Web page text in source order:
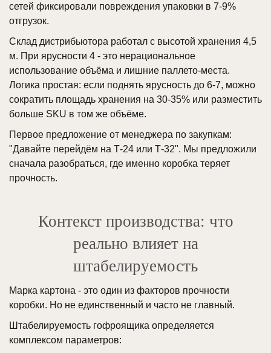
сетей фиксировали повреждения упаковки в 7-9%
отгрузок.
Склад дистрибьютора работал с высотой хранения 4,5
м. При ярусности 4 - это нерациональное
использование объёма и лишние паллето-места.
Логика простая: если поднять ярусность до 6-7, можно
сократить площадь хранения на 30-35% или разместить
больше SKU в том же объёме.
Первое предложение от менеджера по закупкам:
"Давайте перейдём на Т-24 или Т-32". Мы предложили
сначала разобраться, где именно коробка теряет
прочность.
Контекст производства: что
реально влияет на
штабелируемость
Марка картона - это один из факторов прочности
коробки. Но не единственный и часто не главный.
Штабелируемость гофроящика определяется
комплексом параметров: